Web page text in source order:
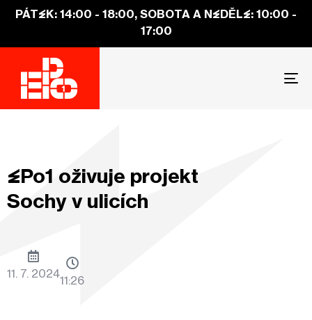
PÁTEK: 14:00 - 18:00, SOBOTA A NEDĚLE: 10:00 -
17:00
EPo1 oživuje projekt
Sochy v ulicích
11. 7. 202411:26